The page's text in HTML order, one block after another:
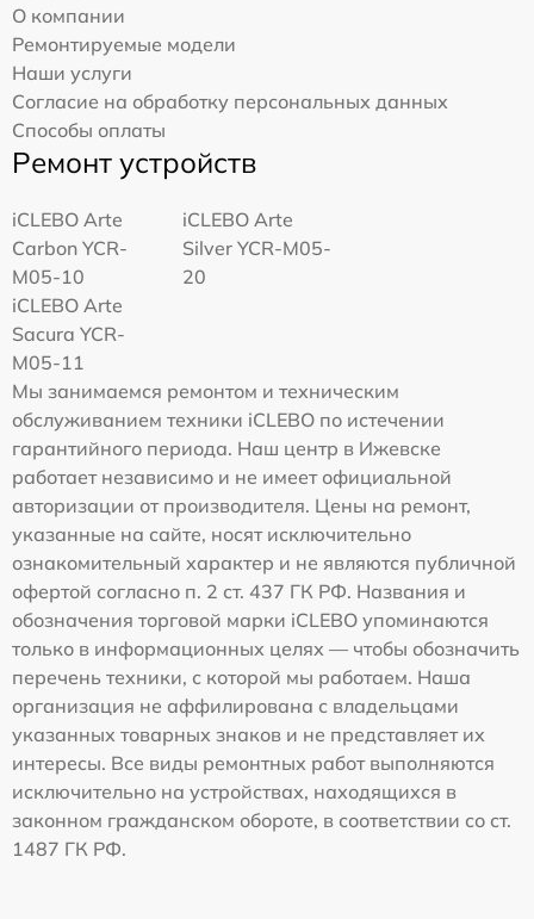
О компании
Ремонтируемые модели
Наши услуги
Согласие на обработку персональных данных
Способы оплаты
Ремонт устройств
iCLEBO Arte
Carbon YCR-
M05-10
iCLEBO Arte
Silver YCR-M05-
20
iCLEBO Arte
Sacura YCR-
M05-11
Мы занимаемся ремонтом и техническим
обслуживанием техники iCLEBO по истечении
гарантийного периода. Наш центр в Ижевске
работает независимо и не имеет официальной
авторизации от производителя. Цены на ремонт,
указанные на сайте, носят исключительно
ознакомительный характер и не являются публичной
офертой согласно п. 2 ст. 437 ГК РФ. Названия и
обозначения торговой марки iCLEBO упоминаются
только в информационных целях — чтобы обозначить
перечень техники, с которой мы работаем. Наша
организация не аффилирована с владельцами
указанных товарных знаков и не представляет их
интересы. Все виды ремонтных работ выполняются
исключительно на устройствах, находящихся в
законном гражданском обороте, в соответствии со ст.
1487 ГК РФ.